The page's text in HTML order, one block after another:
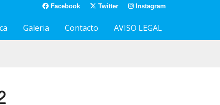
Facebook Twitter Instagram
Galeria Contacto AVISO LEGAL